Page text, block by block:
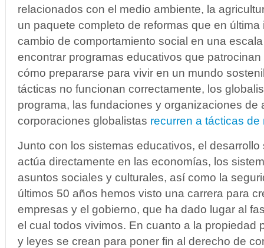
relacionados con el medio ambiente, la
un paquete completo de reformas que en
cambio de comportamiento social en una
encontrar programas educativos que
cómo prepararse para vivir en un mundo
tácticas no funcionan correctamente, los
programa, las fundaciones y organizaciones de
corporaciones globalistas recurren a tácticas de
Junto con los sistemas educativos, el
actúa directamente en las economías, los
asuntos sociales y culturales, así como la
últimos 50 años hemos visto una carrera para
empresas y el gobierno, que ha dado lugar al
el cual todos vivimos. En cuanto a la propiedad
y leyes se crean para poner fin al derecho de